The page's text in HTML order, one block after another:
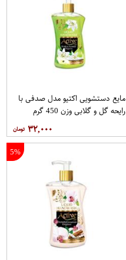
مایع دستشویی اکتیو مدل صدفی با
رایحه گل و گلابی وزن 450 گرم
۳۲,۰۰۰
5%